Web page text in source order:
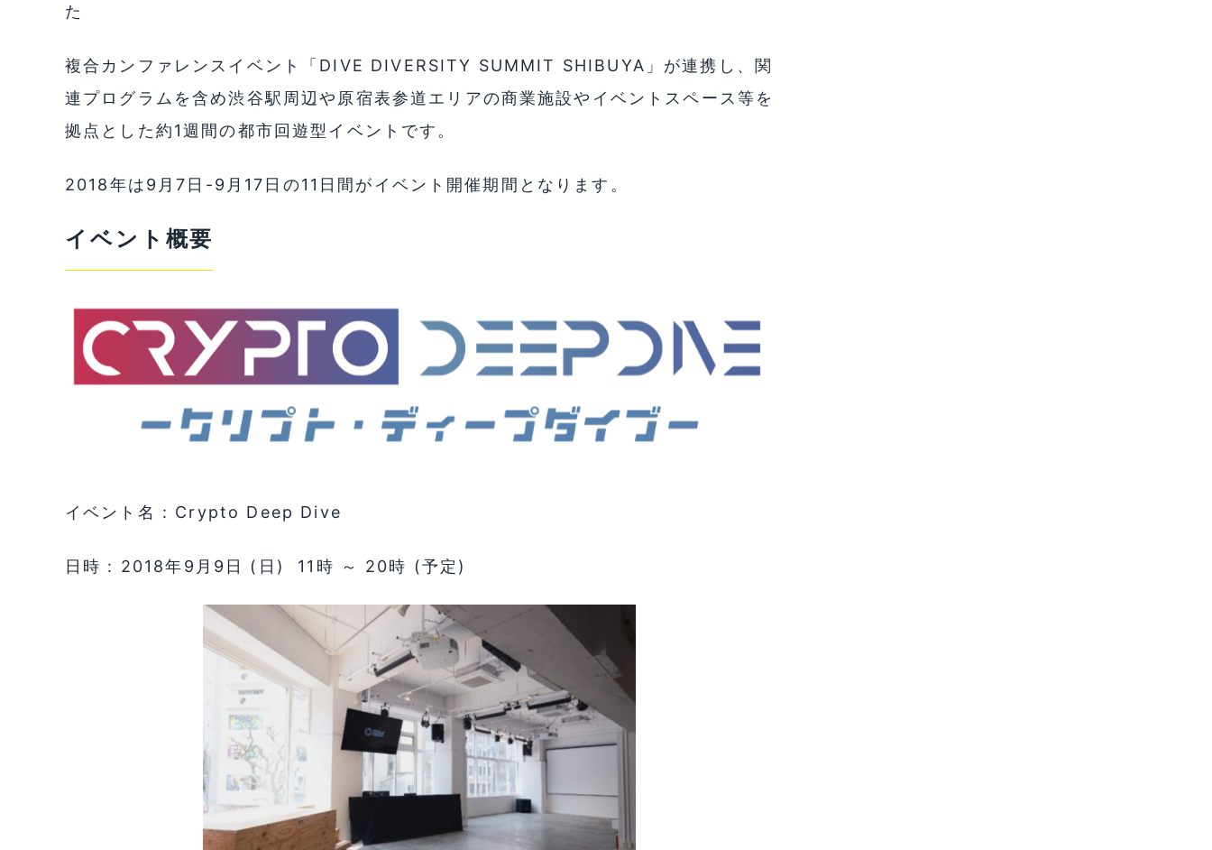
た
複合カンファレンス イベント「DIVE DIVERSITY SUMMIT SHIBUYA」が連携し、 関
連プログラムを含め渋谷駅周辺や原宿表参道エリアの商業施設やイベントスペース等を
拠点とした約1週間の都市回遊型イベントです。
2018年は9月7日-9月17日の11日間がイベント開催期間となります。
イベント概要
イベント名 : Crypto Deep Dive
日時 : 2018年9月9日 (日) 11時 ～ 20時 (予定)